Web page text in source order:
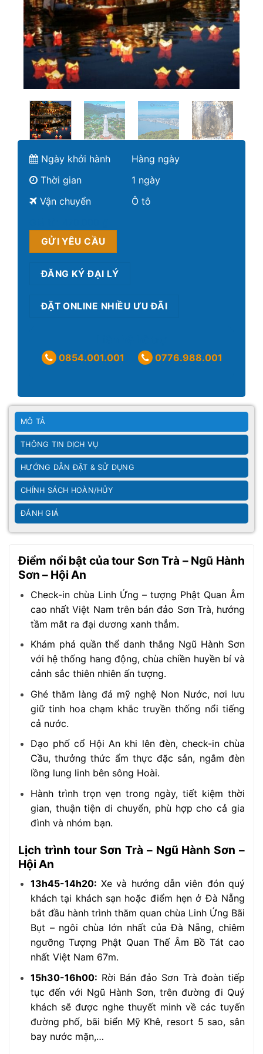
Ngày khởi hành
Hàng ngày
Thời gian
1 ngày
Vận chuyển
Ô tô
GỬI YÊU CẦU
ĐĂNG KÝ ĐẠI LÝ
ĐẶT ONLINE NHIỀU ƯU ĐÃI
0854.001.001 0776.988.001
MÔ TẢ
THÔNG TIN DỊCH VỤ
HƯỚNG DẪN ĐẶT & SỬ DỤNG
CHÍNH SÁCH HOÀN/HỦY
ĐÁNH GIÁ
Điểm nổi bật của tour Sơn Trà – Ngũ Hành
Sơn – Hội An
Check-in chùa Linh Ứng – tượng Phật Quan Âm
cao nhất Việt Nam trên bán đảo Sơn Trà, hướng
tầm mắt ra đại dương xanh thẳm.
Khám phá quần thể danh thắng Ngũ Hành Sơn
với hệ thống hang động, chùa chiền huyền bí và
cảnh sắc thiên nhiên ấn tượng.
Ghé thăm làng đá mỹ nghệ Non Nước, nơi lưu
giữ tinh hoa chạm khắc truyền thống nổi tiếng
cả nước.
Dạo phố cổ Hội An khi lên đèn, check-in chùa
Cầu, thưởng thức ẩm thực đặc sản, ngắm đèn
lồng lung linh bên sông Hoài.
Hành trình trọn vẹn trong ngày, tiết kiệm thời
gian, thuận tiện di chuyển, phù hợp cho cả gia
đình và nhóm bạn.
Lịch trình tour Sơn Trà – Ngũ Hành Sơn –
Hội An
13h45-14h20: Xe và hướng dẫn viên đón quý
khách tại khách sạn hoặc điểm hẹn ở Đà Nẵng
bắt đầu hành trình thăm quan chùa Linh Ứng Bãi
Bụt – ngôi chùa lớn nhất của Đà Nẵng, chiêm
ngưỡng Tượng Phật Quan Thế Âm Bồ Tát cao
nhất Việt Nam 67m.
15h30-16h00: Rời Bán đảo Sơn Trà đoàn tiếp
tục đến với Ngũ Hành Sơn, trên đường đi Quý
khách sẽ được nghe thuyết minh về các tuyến
đường phố, bãi biển Mỹ Khê, resort 5 sao, sân
bay nước mặn,…